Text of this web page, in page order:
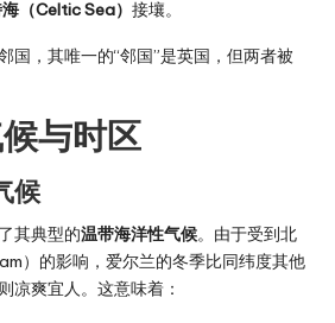
（Celtic Sea） 接壤。
国，其唯一的“邻国”是英国，但两者被
与时区
候
其典型的温带海洋性气候。由于受到北
）的影响，爱尔兰的冬季比同纬度其他
凉爽宜人。这意味着：